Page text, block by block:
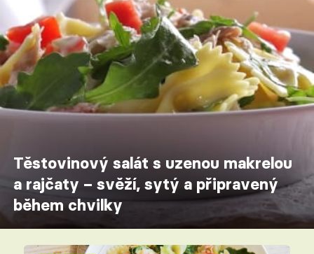
Těstovinový salát s uzenou makrelou
a rajčaty – svěží, sytý a připravený
během chvilky